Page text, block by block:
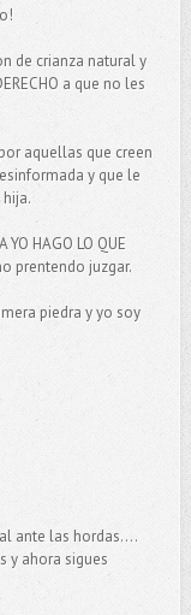
de crianza natural y
a que no les
aquellas que creen
y que le
HAGO LO QUE
prentendo juzgar.
piedra y yo soy
ante las hordas....
y ahora sigues